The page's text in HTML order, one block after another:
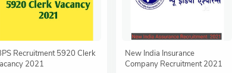
Recruitment 5920 Clerk
2021
New India Insurance
Company Recruitment 2021